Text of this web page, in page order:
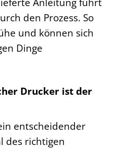
den Prozess. So
und können sich
Dinge
Drucker ist der
entscheidender
des richtigen